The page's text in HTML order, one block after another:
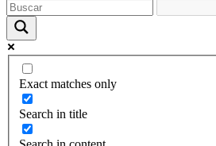
Exact matches only
Search in title